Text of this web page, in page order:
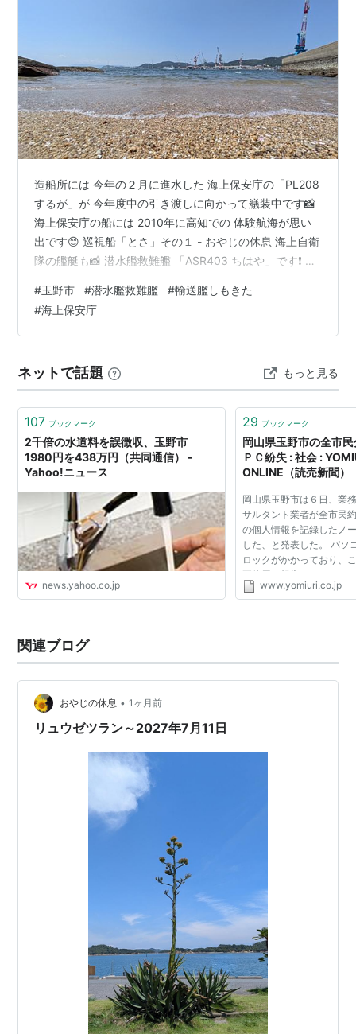
*1:境界未定部分あり
*2:2013年1月31日現在
造船所には 今年の２月に進水した 海上保安庁の「PL208
するが」が 今年度中の引き渡しに向かって艤装中です📸
海上保安庁の船には 2010年に高知での 体験航海が思い
出です😊 巡視船「とさ」その１ - おやじの休息 海上自衛
隊の艦艇も📸 潜水艦救難艦 「ASR403 ちはや」です❗ 潜
します😊 潜水艦救難母艦ちよだ - おやじの休息 ドッグに
は おおすみ型輸送艦が見えます📸 ここ玉野市の造船所で
は おおすみ型輸送艦は１番艦の「おおすみ」と２番艦
「しもきた」は呉の沖に停泊中ですので ドッ…
#玉野市 #潜水艦救難艦 #輸送艦しもきた
#海上保安庁
ネットで話題 もっと見る
107 ブックマーク
2千倍の水道料を誤徴収、玉野市
1980円を438万円（共同通信） -
Yahoo!ニュース
news.yahoo.co.jp
29 ブックマーク
岡山県玉野市の全市
ＰＣ紛失 : 社会 :
ONLINE（読売新聞）
岡山県玉野市は６日、業
サルタント業者が全市民
の個人情報を記録したノ
した、と発表した。 パソ
ロックがかかっており、
正使用は報告されていな
損害賠償を検討している
www.yomiuri.co.jp
関連ブログ
おやじの休息 • 1ヶ月前
リュウゼツラン～2027年7月11日